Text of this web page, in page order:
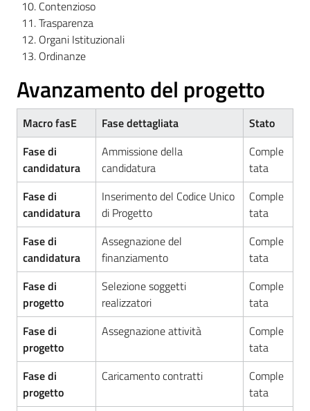
Contenzioso
Trasparenza
Organi Istituzionali
Ordinanze
Avanzamento del progetto
Macro fasE Fase dettagliata
Stato
Fase di
candidatura
Ammissione della
candidatura
Comple
tata
Fase di
candidatura
Inserimento del Codice Unico
di Progetto
Comple
tata
Fase di
candidatura
Assegnazione del
finanziamento
Comple
tata
Fase di
progetto
Selezione soggetti
realizzatori
Comple
tata
Fase di
progetto
Assegnazione attività
Comple
tata
Fase di
progetto
Caricamento contratti
Comple
tata